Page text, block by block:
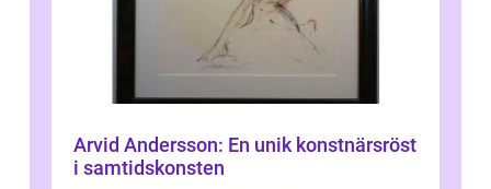
Arvid Andersson: En unik konstnärsröst
i samtidskonsten